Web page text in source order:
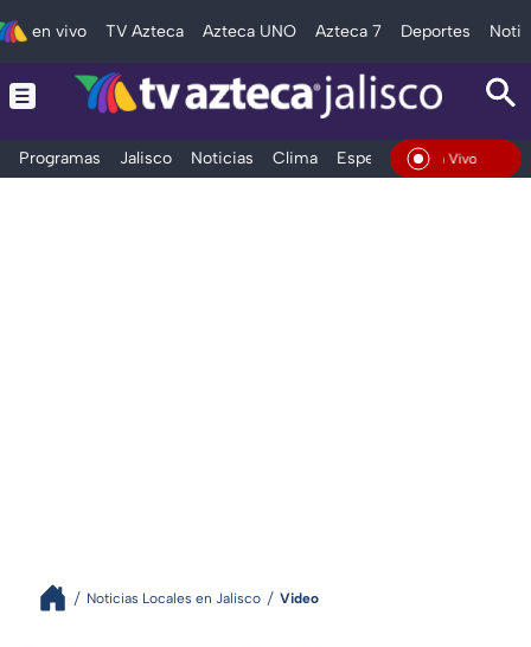
en vivo TV Azteca Azteca UNO Azteca 7 Deportes
Programas Jalisco Noticias Clima Espectáculos Deportes
En Vivo
Noticias Locales en Jalisco Video